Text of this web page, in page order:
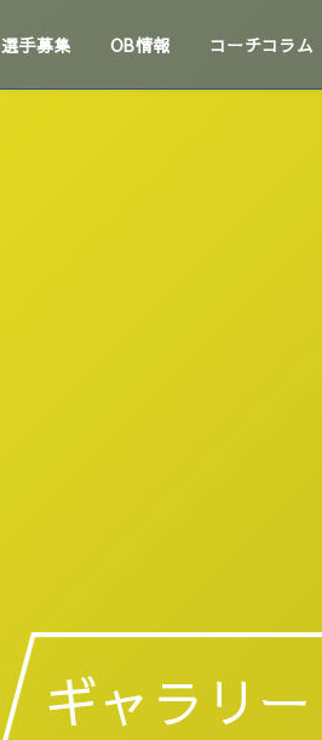
選手募集 OB情報 コーチコラム
ギャラリ